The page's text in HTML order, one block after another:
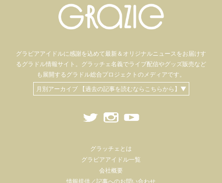
グラビアアイドルに感謝を込めて最新＆オリジナルニュースをお届けす
るグラドル情報サイト。 グラッチェ名義でライブ配信やグッズ販売など
も 展開するグラドル総合プロジェクトのメディアです。
月別アーカイブ 【過去の記事を読むならこちらから】▼
グラッチェとは
グラビアアイドル一覧
会社概要
情報提供／記事へのお問い合わせ